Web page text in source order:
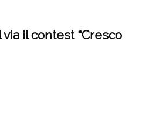
il contest “Cresco